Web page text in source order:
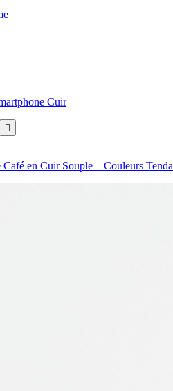
Cuir

en Cuir Souple – Couleurs